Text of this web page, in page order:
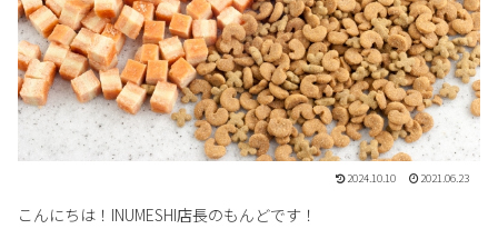
2024.10.10 2021.06.23
こんにちは！INUMESHI店長のもんどです！